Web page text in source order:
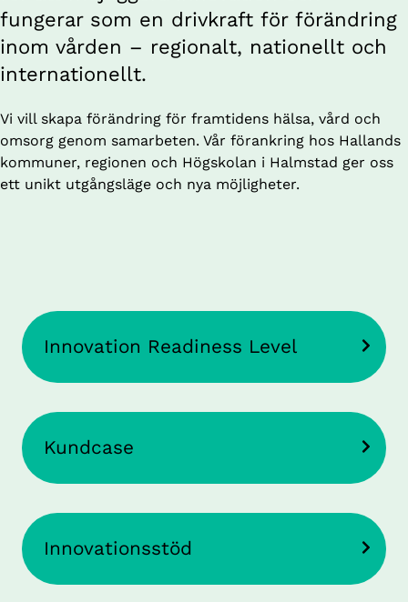
fungerar som en drivkraft för förändring
inom vården – regionalt, nationellt och
internationellt.
Vi vill skapa förändring för framtidens hälsa, vård och
omsorg genom samarbeten. Vår förankring hos Hallands
kommuner, regionen och Högskolan i Halmstad ger oss
ett unikt utgångsläge och nya möjligheter.
Innovation Readiness Level
Kundcase
Innovationsstöd